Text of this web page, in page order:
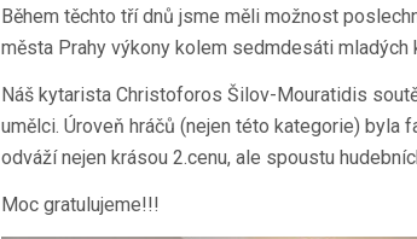
Během těchto tří dnů jsme měli možnost
města Prahy výkony kolem sedmdesáti mladých
Náš kytarista Christoforos Šilov-Mouratidis
umělci. Úroveň hráčů (nejen této kategorie)
odváží nejen krásou 2.cenu, ale spoustu
Moc gratulujeme!!!